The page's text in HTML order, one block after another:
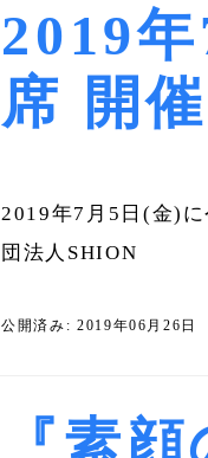
2019
席 開催
2019年7月5日(金)
団法人SHION
公開済み: 2019年06月26日
『素